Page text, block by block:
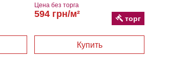
Цена без торга
594 грн/м² торг